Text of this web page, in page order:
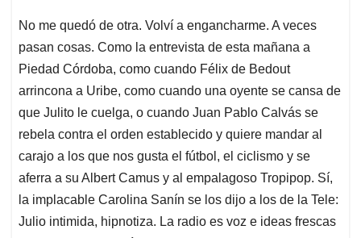
No me quedó de otra. Volví a engancharme. A veces
pasan cosas. Como la entrevista de esta mañana a
Piedad Córdoba, como cuando Félix de Bedout
arrincona a Uribe, como cuando una oyente se cansa de
que Julito le cuelga, o cuando Juan Pablo Calvás se
rebela contra el orden establecido y quiere mandar al
carajo a los que nos gusta el fútbol, el ciclismo y se
aferra a su Albert Camus y al empalagoso Tropipop. Sí,
la implacable Carolina Sanín se los dijo a los de la Tele:
Julio intimida, hipnotiza. La radio es voz e ideas frescas